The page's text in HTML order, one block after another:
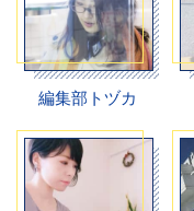
編集部トヅカ